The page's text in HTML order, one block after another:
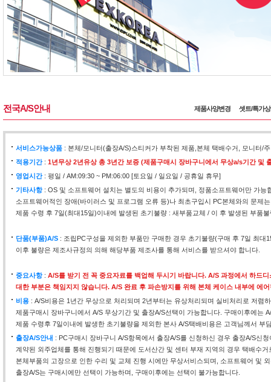
전국A/S안내 제품사양변경 셋트/특가
서비스가능상품 : 본체/모니터(출장A/S)스티커가 부착된 제품,본체 택배수거, 모니터/
적용기간: 1년무상 2년유상 총 3년간 보증 (제품구매시 장바구니에서 무상a/s기간 및
영업시간: 평일 / AM:09:30 ~ PM:06:00 [토요일 / 일요일 / 공휴일 휴무]
기타사항: OS 및 소프트웨어 설치는 별도의 비용이 추가되며, 정품소프트웨어만 가능
소프트웨어적인 장애(바이러스 및 프로그램 오류 등)나 최초구입시 PC본체와의 문제
제품 수령 후 7일(최대15일)이내에 발생된 초기불량 : 새부품교체 / 이 후 발생된 부품
단품(부품)A/S : 조립PC구성을 제외한 부품만 구매한 경우 초기불량(구매 후 7일 최대
이후 불량은 제조사규정의 의해 해당부품 제조사를 통해 서비스를 받으셔야 합니다.
중요사항: A/S를 받기 전 꼭 중요자료를 백업해 두시기 바랍니다. A/S 과정에서 하드
대한 부분은 책임지지 않습니다. A/S 완료 후 파손방지를 위해 본체 케이스 내부에 에
비용 : A/S비용은 1년간 무상으로 처리되며 2년부터는 유상처리되며 실비처리로 저렴
제품구매시 장바구니에서 A/S 무상기간 및 출장A/S선택이 가능합니다. 구매이후에는
제품 수령후 7일이내에 발생한 초기불량을 제외한 본사 A/S택배비용은 고객님께서 부
출장A/S안내 : PC구매시 장바구니 A/S항목에서 출장A/S를 신청하신 경우 출장A/S신
계약된 외주업체를 통해 진행되기 때문에 도서산간 및 센터 부재 지역의 경우 택배수
본체부품의 고장으로 인한 수리 및 교체 진행 시에만 무상서비스되며, 소프트웨어 및
출장A/S는 구매시에만 선택이 가능하며, 구매이후에는 선택이 불가능합니다.